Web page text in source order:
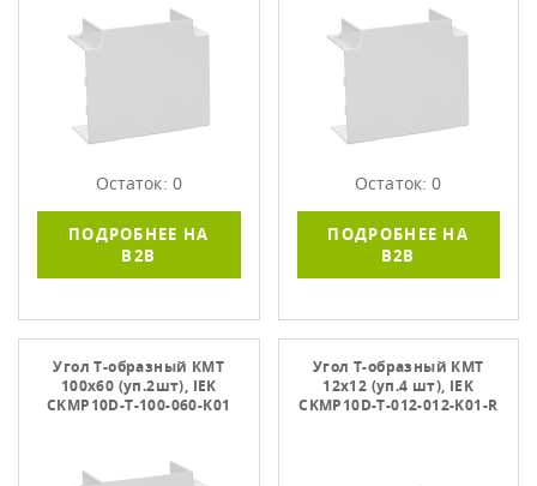
Остаток: 0
ПОДРОБНЕЕ НА
B2B
Остаток: 0
ПОДРОБНЕЕ НА
B2B
Угол Т-образный КМТ
100х60 (уп.2шт), IEK
CKMP10D-T-100-060-K01
Угол Т-образный КМТ
12х12 (уп.4 шт), IEK
CKMP10D-T-012-012-K01-R